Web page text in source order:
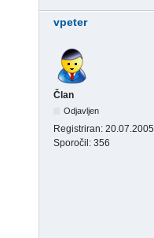
vpeter
Član
Odjavljen
Registriran: 20.07.2005
Sporočil: 356